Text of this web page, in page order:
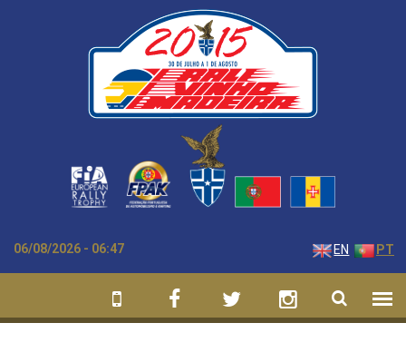
Passar para o conteúdo principal
06/08/2026 - 06:47 EN PT